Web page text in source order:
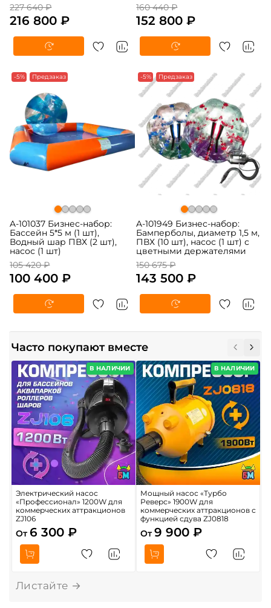
227 640 ₽
216 800 ₽
160 440 ₽
152 800 ₽
-5% Предзаказ
A-101037 Бизнес-набор:
Бассейн 5*5 м (1 шт),
Водный шар ПВХ (2 шт),
насос (1 шт)
105 420 ₽
100 400 ₽
-5% Предзаказ
A-101949 Бизнес-набор:
Бамперболы, диаметр 1,5 м,
ПВХ (10 шт), насос (1 шт) с
цветными держателями
150 675 ₽
143 500 ₽
Часто покупают вместе
В НАЛИЧИИ
Электрический насос
«Профессионал» 1200W для
коммерческих аттракционов
ZJ106
От 6 300 ₽
В НАЛИЧИИ
Мощный насос «Турбо
Реверс» 1900W для
коммерческих аттракционов с
функцией сдува ZJ0818
От 9 900 ₽